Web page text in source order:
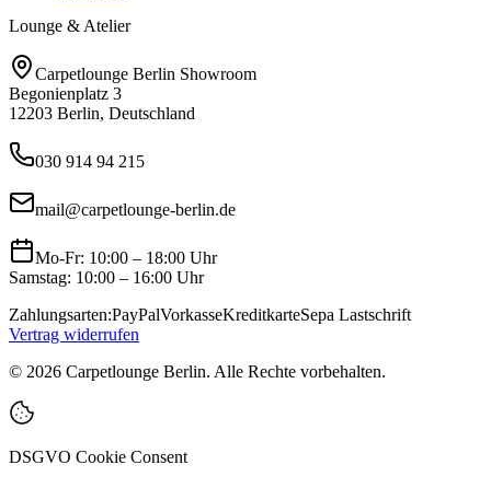
Lounge & Atelier
Carpetlounge Berlin Showroom
Begonienplatz 3
12203 Berlin, Deutschland
030 914 94 215
mail@carpetlounge-berlin.de
Mo-Fr: 10:00 – 18:00 Uhr
Samstag: 10:00 – 16:00 Uhr
Zahlungsarten:PayPalVorkasseKreditkarteSepa Lastschrift
Vertrag widerrufen
© 2026 Carpetlounge Berlin. Alle Rechte vorbehalten.
DSGVO Cookie Consent